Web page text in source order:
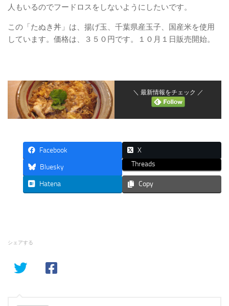
人もいるのでフードロスをしないようにしたいです。
この「たぬき丼」は、揚げ玉、千葉県産玉子、国産米を使用
しています。価格は、３５０円です。１０月１日販売開始。
＼ 最新情報をチェック ／
Facebook X
Bluesky Threads
Hatena Copy
シェアする